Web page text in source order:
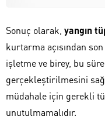
Sonuç olarak, yangın
kurtarma açısından
işletme ve birey, bu
gerçekleştirilmesini
müdahale için gerekli
unutulmamalıdır.